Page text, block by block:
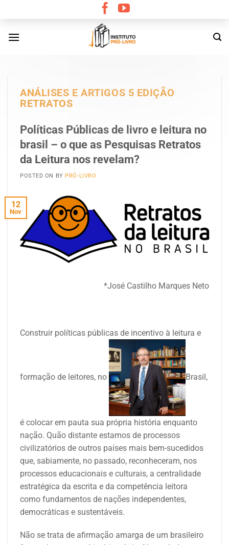
content
ANÁLISES E ARTIGOS 5 EDIÇÃO
RETRATOS
Políticas Públicas de livro e leitura no
brasil – o que as Pesquisas Retratos
da Leitura nos revelam?
POSTED ON BY PRÓ-LIVRO
12
Nov
*José Castilho Marques Neto
Construir políticas públicas de incentivo à leitura e
formação de leitores, no Brasil,
é colocar em pauta sua própria história enquanto
nação. Quão distante estamos de processos
civilizatórios de outros países mais bem-sucedidos
que, sabiamente, no passado, reconheceram, nos
processos educacionais e culturais, a centralidade
estratégica da escrita e da competência leitora
como fundamentos de nações independentes,
democráticas e sustentáveis.
Não se trata de afirmação amarga de um brasileiro